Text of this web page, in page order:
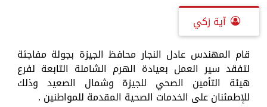
آية زكي
قام المهندس عادل النجار محافظ الجيزة بجولة مفاجئة
لتفقد سير العمل بعيادة الهرم الشاملة التابعة لفرع
هيئة التأمين الصحي للجيزة وشمال الصعيد وذلك
للإطمئنان على الخدمات الصحية المقدمة للمواطنين .